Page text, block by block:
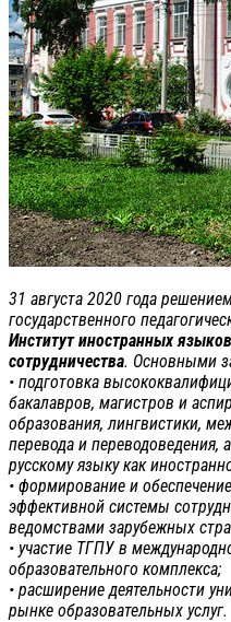
31 августа 2020 года
государственного
Институт иностранных
сотрудничества. Основными
• подготовка
бакалавров, магистров и
образования, лингвистики,
перевода и переводоведения,
русскому языку как
• формирование и
эффективной системы
ведомствами зарубежных
• участие ТГПУ в
образовательного комплекса;
• расширение деятельности
рынке образовательных услуг.